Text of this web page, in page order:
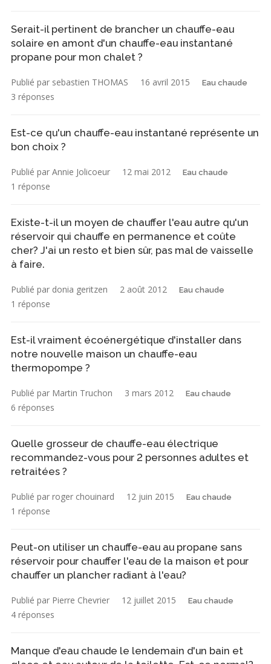
Serait-il pertinent de brancher un chauffe-eau
solaire en amont d'un chauffe-eau instantané
propane pour mon chalet ?
Publié par sebastien THOMAS 16 avril 2015 Eau chaude
3 réponses
Est-ce qu'un chauffe-eau instantané représente un
bon choix ?
Publié par Annie Jolicoeur 12 mai 2012 Eau chaude
1 réponse
Existe-t-il un moyen de chauffer l'eau autre qu'un
réservoir qui chauffe en permanence et coûte
cher? J'ai un resto et bien sûr, pas mal de vaisselle
à faire.
Publié par donia geritzen 2 août 2012 Eau chaude
1 réponse
Est-il vraiment écoénergétique d'installer dans
notre nouvelle maison un chauffe-eau
thermopompe ?
Publié par Martin Truchon 3 mars 2012 Eau chaude
6 réponses
Quelle grosseur de chauffe-eau électrique
recommandez-vous pour 2 personnes adultes et
retraitées ?
Publié par roger chouinard 12 juin 2015 Eau chaude
1 réponse
Peut-on utiliser un chauffe-eau au propane sans
réservoir pour chauffer l'eau de la maison et pour
chauffer un plancher radiant à l'eau?
Publié par Pierre Chevrier 12 juillet 2015 Eau chaude
4 réponses
Manque d'eau chaude le lendemain d'un bain et